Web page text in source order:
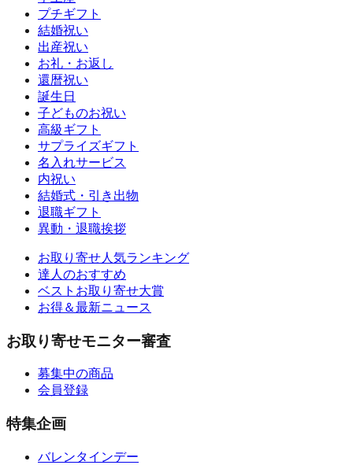
プチギフト
結婚祝い
出産祝い
お礼・お返し
還暦祝い
誕生日
子どものお祝い
高級ギフト
サプライズギフト
名入れサービス
内祝い
結婚式・引き出物
退職ギフト
異動・退職挨拶
お取り寄せ人気ランキング
達人のおすすめ
ベストお取り寄せ大賞
お得＆最新ニュース
お取り寄せモニター審査
募集中の商品
会員登録
特集企画
バレンタインデー